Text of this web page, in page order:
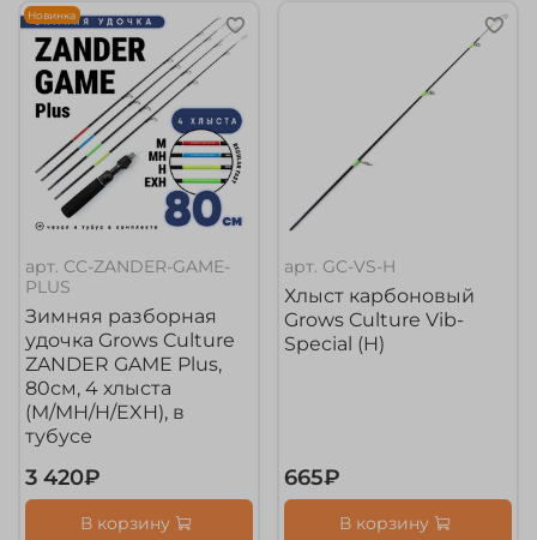
Новинка
арт. CC-ZANDER-GAME-
PLUS
Зимняя разборная
удочка Grows Culture
ZANDER GAME Plus,
80см, 4 хлыста
(M/MH/H/EXH), в
тубусе
3 420₽
В корзину
арт. GC-VS-H
Хлыст карбоновый
Grows Culture Vib-
Special (H)
665₽
В корзину